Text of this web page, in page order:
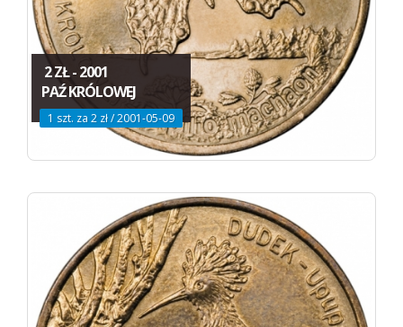
2 ZŁ - 2001
PAŹ KRÓLOWEJ
1 szt. za 2 zł / 2001-05-09